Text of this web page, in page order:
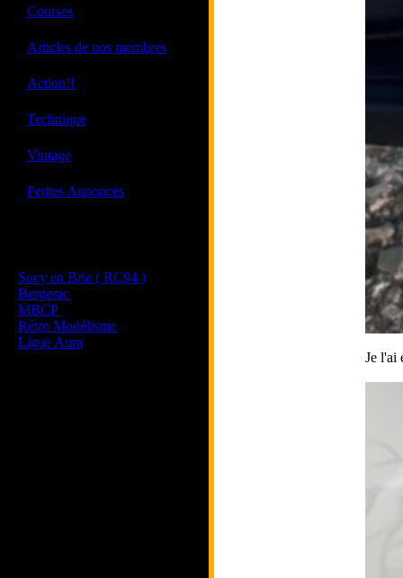
Courses
Articles de nos membres
Action!!
Technique
Vintage
Petites Annonces
Sucy en Brie ( RC94 )
Bergerac
MBCP
Rétro Modélisme
Ligue Aura
Je l'ai